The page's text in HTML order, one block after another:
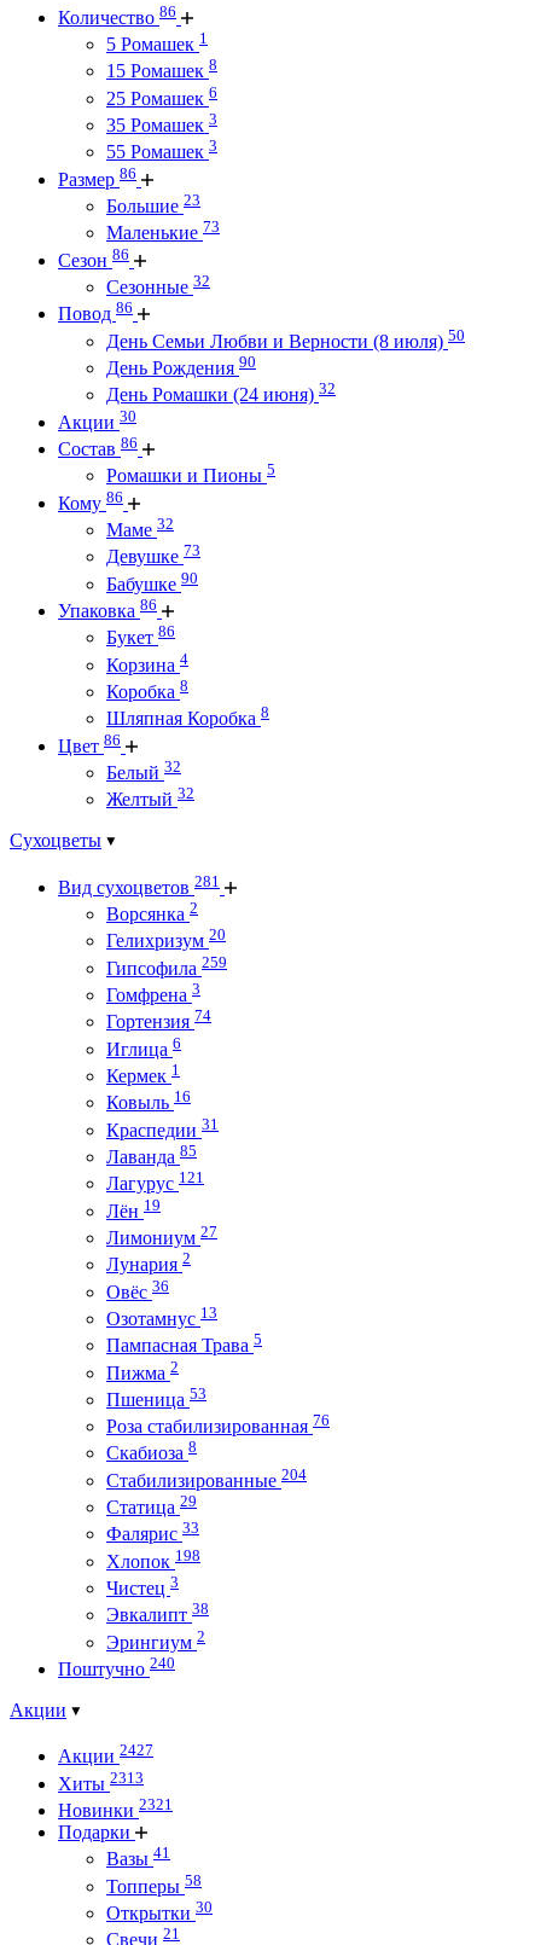
Количество 86
5 Ромашек 1
15 Ромашек 8
25 Ромашек 6
35 Ромашек 3
55 Ромашек 3
Размер 86
Большие 23
Маленькие 73
Сезон 86
Сезонные 32
Повод 86
День Семьи Любви и Верности (8 июля) 50
День Рождения 90
День Ромашки (24 июня) 32
Акции 30
Состав 86
Ромашки и Пионы 5
Кому 86
Маме 32
Девушке 73
Бабушке 90
Упаковка 86
Букет 86
Корзина 4
Коробка 8
Шляпная Коробка 8
Цвет 86
Белый 32
Желтый 32
Сухоцветы
Вид сухоцветов 281
Ворсянка 2
Гелихризум 20
Гипсофила 259
Гомфрена 3
Гортензия 74
Иглица 6
Кермек 1
Ковыль 16
Краспедии 31
Лаванда 85
Лагурус 121
Лён 19
Лимониум 27
Лунария 2
Овёс 36
Озотамнус 13
Пампасная Трава 5
Пижма 2
Пшеница 53
Роза стабилизированная 76
Скабиоза 8
Стабилизированные 204
Статица 29
Фалярис 33
Хлопок 198
Чистец 3
Эвкалипт 38
Эрингиум 2
Поштучно 240
Акции
Акции 2427
Хиты 2313
Новинки 2321
Подарки
Вазы 41
Топперы 58
Открытки 30
Свечи 21